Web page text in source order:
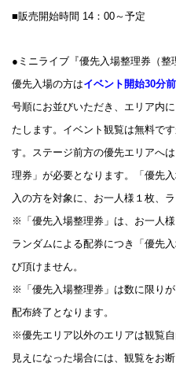
■販売開始時間 14：00～予定
●ミニライブ『優先入場整理券（整
優先入場の方はイベント開始30分前
号順にお並びいただき、エリア内
たします。イベント観覧は無料で
す。ステージ前方の優先エリアへ
理券」が必要となります。「優先
入の方を対象に、お一人様１枚、
※「優先入場整理券」は、お一人
ランダムによる配券につき「優先
び頂けません。
※「優先入場整理券」は数に限り
配布終了となります。
※優先エリア以外のエリアは観覧
見えになった場合には、観覧をお